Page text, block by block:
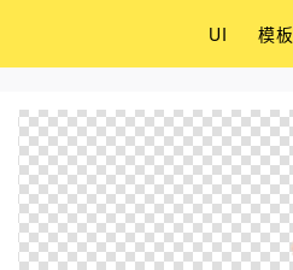
UI 模板